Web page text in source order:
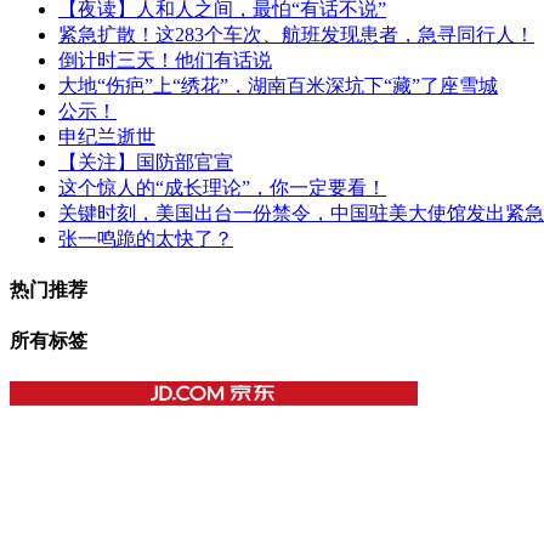
【夜读】人和人之间，最怕“有话不说”
紧急扩散！这283个车次、航班发现患者，急寻同行人！
倒计时三天！他们有话说
大地“伤疤”上“绣花”，湖南百米深坑下“藏”了座雪城
公示！
申纪兰逝世
【关注】国防部官宣
这个惊人的“成长理论”，你一定要看！
关键时刻，美国出台一份禁令，中国驻美大使馆发出紧
张一鸣跪的太快了？
热门推荐
所有标签